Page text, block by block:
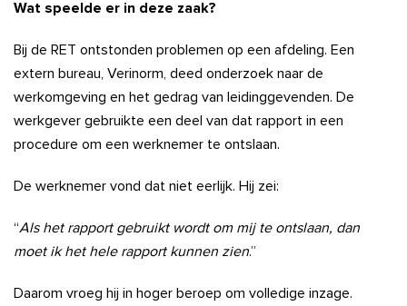
Wat speelde er in deze zaak?
Bij de RET ontstonden problemen op een afdeling. Een
extern bureau, Verinorm, deed onderzoek naar de
werkomgeving en het gedrag van leidinggevenden. De
werkgever gebruikte een deel van dat rapport in een
procedure om een werknemer te ontslaan.
De werknemer vond dat niet eerlijk. Hij zei:
“Als het rapport gebruikt wordt om mij te ontslaan, dan
moet ik het hele rapport kunnen zien.”
Daarom vroeg hij in hoger beroep om volledige inzage.